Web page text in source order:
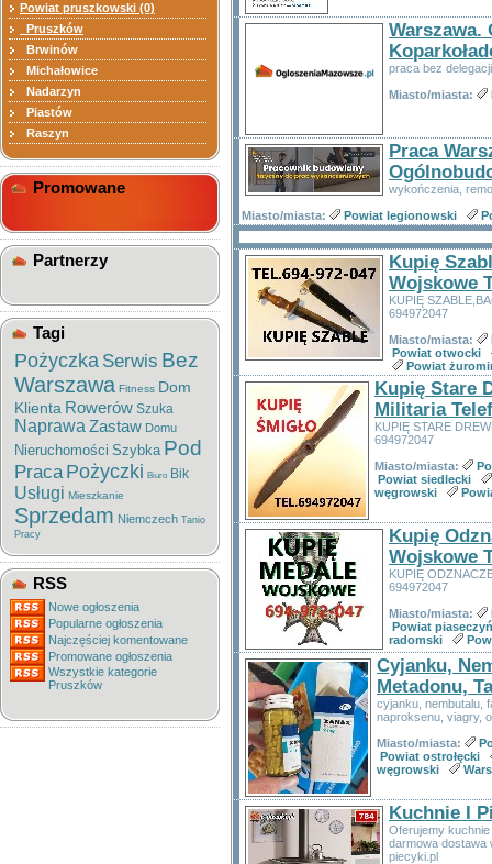
Powiat pruszkowski (0)
Pruszków
Brwinów
Michałowice
Nadarzyn
Piastów
Raszyn
Promowane
Partnerzy
Tagi
Pożyczka Serwis Bez
Warszawa Fitness Dom
Klienta Rowerów Szuka
Naprawa Zastaw Domu
Nieruchomości Szybka Pod
Praca Pożyczki Biuro Bik
Usługi Mieszkanie
Sprzedam Niemczech Tanio
Pracy
RSS
Nowe ogłoszenia
Popularne ogłoszenia
Najczęściej komentowane
Promowane ogłoszenia
Wszystkie kategorie
Pruszków
Warszawa.
praca bez
Miasto/miasta:
Praca
wykończenia,
Miasto/miasta:
Powiat legionowski
Kupię
Wojskowe
KUPIĘ
694972047
Miasto/miasta:
Powiat otwocki
Powiat
Kupię Stare
Militaria
KUPIĘ STARE
694972047
Miasto/miasta:
Powiat siedlecki
węgrowski
Kupię
Wojskowe
KUPIĘ
694972047
Miasto/miasta:
Powiat
radomski
Cyjanku,
Metadonu,
cyjanku, nembutalu,
naproksenu, viagry,
Miasto/miasta:
Powiat ostrołęcki
węgrowski
Kuchnie I
Oferujemy
darmowa dostawa
piecyki.pl